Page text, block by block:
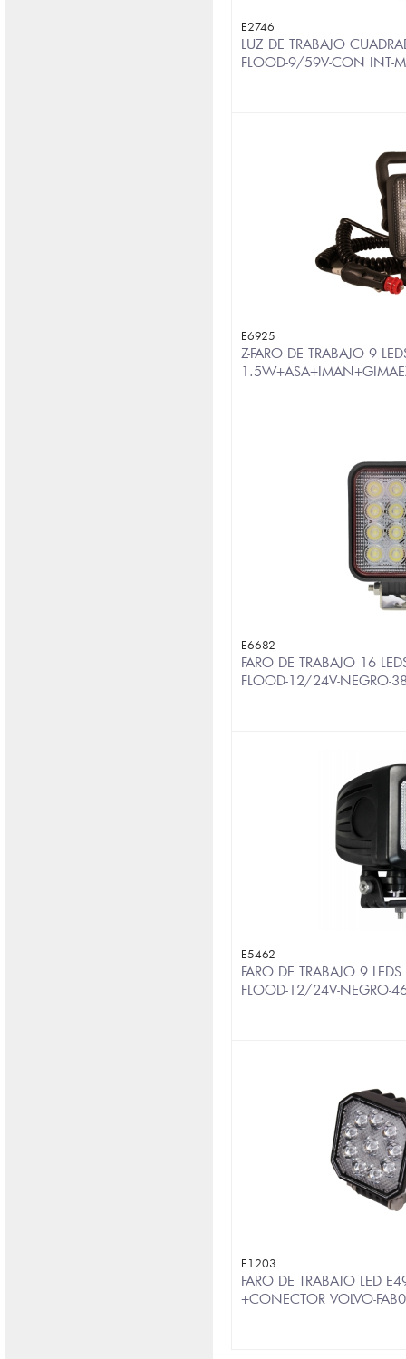
E2746
LUZ DE TRABAJO
FLOOD-9/59V-CON
E6925
Z-FARO DE TRABAJO 9
E6682
FARO DE TRABAJO 16
FLOOD-12/24V-NEGRO-
E5462
FARO DE TRABAJO 9
FLOOD-12/24V-NEGRO-
E1203
FARO DE TRABAJO LED
+CONECTOR VOLVO-